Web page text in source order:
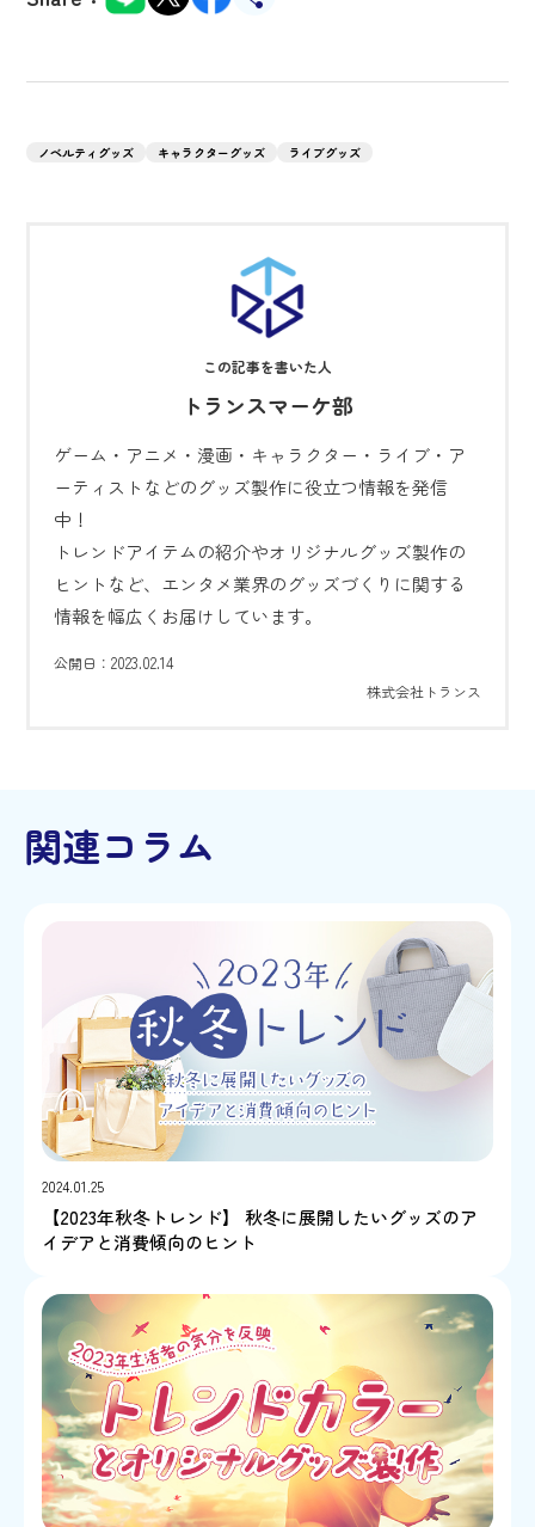
ノベルティグッズ キャラクターグッズ ライブグッズ
トランスマーケ部
ゲーム・アニメ・漫画・キャラクター・ライブ・ア
ーティストなどのグッズ製作に役立つ情報を発信
中！
トレンドアイテムの紹介やオリジナルグッズ製作の
ヒントなど、エンタメ業界のグッズづくりに関する
情報を幅広くお届けしています。
公開日：2023.02.14
株式会社トランス
関連コラム
2024.01.25
【2023年秋冬トレンド】 秋冬に展開したいグッズのア
イデアと消費傾向のヒント